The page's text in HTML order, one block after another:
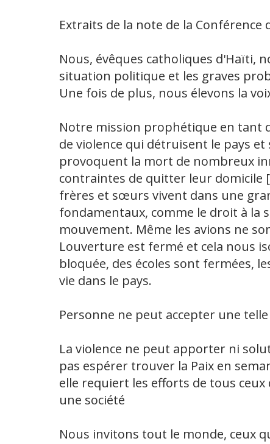
Extraits de la note de la Conférence
Nous, évêques catholiques d'Haïti,
situation politique et les graves
Une fois de plus, nous élevons la
Notre mission prophétique en tant
de violence qui détruisent le pays
provoquent la mort de nombreux
contraintes de quitter leur domicile
frères et sœurs vivent dans une
fondamentaux, comme le droit à la
mouvement. Même les avions ne
Louverture est fermé et cela nous
bloquée, des écoles sont fermées,
vie dans le pays.
Personne ne peut accepter une
La violence ne peut apporter ni
pas espérer trouver la Paix en
elle requiert les efforts de tous
une société
Nous invitons tout le monde, ceux